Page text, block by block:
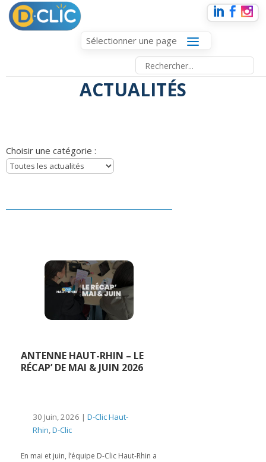
Sélectionner une page
ACTUALITÉS
Choisir une catégorie :
ANTENNE HAUT-RHIN – LE
RÉCAP’ DE MAI & JUIN 2026
30 Juin, 2026 | D-Clic Haut-
Rhin,D-Clic
En mai et juin, l’équipe D-Clic Haut-Rhin a